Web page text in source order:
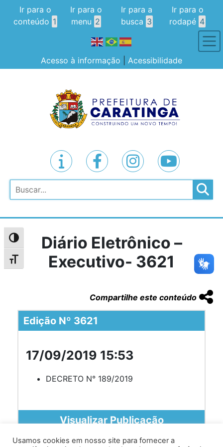
Alternar alto contraste
Alternar tamanho da fonte
Ir para o
conteúdo 1
Ir para o
menu 2
Ir para a
busca 3
Ir para o
rodapé 4
Acesso à informação Acessibilidade
Pesquisar
Diário Eletrônico –
Executivo- 3621
Compartilhe este conteúdo
Edição Nº 3621
17/09/2019 15:53
DECRETO N° 189/2019
Visualizar Publicação
Usamos cookies em nosso site para fornecer a